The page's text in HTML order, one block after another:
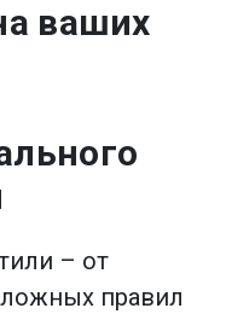
ваших
– от
правил